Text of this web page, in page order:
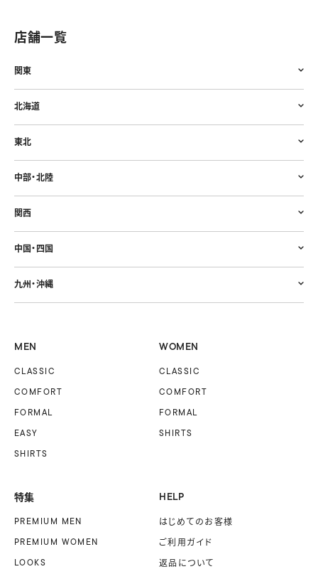
店舗一覧
関東
北海道
東北
中部・北陸
関西
中国・四国
九州・沖縄
MEN
CLASSIC
COMFORT
FORMAL
EASY
SHIRTS
WOMEN
CLASSIC
COMFORT
FORMAL
SHIRTS
特集
PREMIUM MEN
PREMIUM WOMEN
LOOKS
HELP
はじめてのお客様
ご利用ガイド
返品について